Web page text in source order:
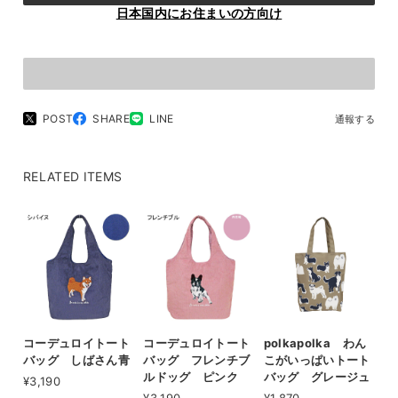
日本国内にお住まいの方向け
POST SHARE LINE 通報する
RELATED ITEMS
コーデュロイトート
バッグ しばさん青
¥3,190
コーデュロイトート
バッグ フレンチブ
ルドッグ ピンク
polkapolka わん
こがいっぱいトート
バッグ グレージュ